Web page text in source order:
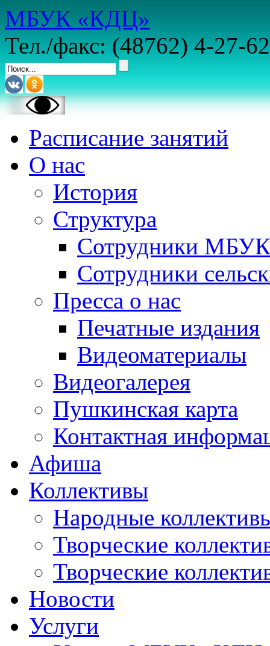
МБУК «КДЦ»
Тел./факс: (48762) 4-27-62
Расписание занятий
О нас
История
Структура
Сотрудники
Сотрудники
Пресса о нас
Печатные издания
Видеоматериалы
Видеогалерея
Пушкинская карта
Контактная
Афиша
Коллективы
Народные
Творческие
Творческие
Новости
Услуги